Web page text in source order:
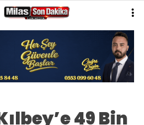
23.8
YAZARLAR
49 Bin